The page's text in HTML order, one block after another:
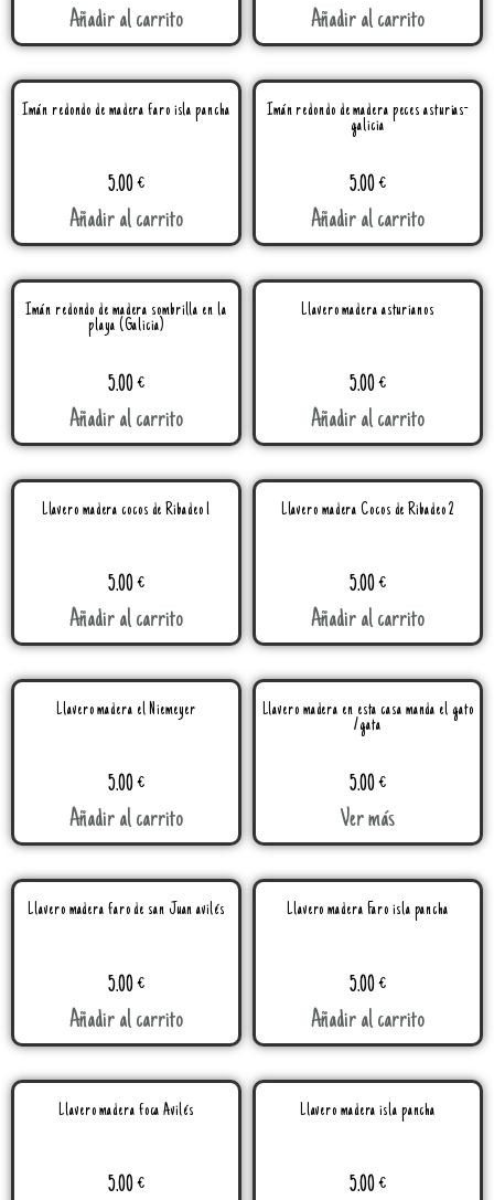
Añadir al carrito Añadir al carrito
Imán redondo de madera faro isla pancha
5.00€
Añadir al carrito
Imán redondo de madera peces asturias-
galicia
5.00€
Añadir al carrito
Imán redondo de madera sombrilla en la
playa (Galicia)
5.00€
Añadir al carrito
Llavero madera asturianos
5.00€
Añadir al carrito
Llavero madera cocos de Ribadeo 1
5.00€
Añadir al carrito
Llavero madera Cocos de Ribadeo 2
5.00€
Añadir al carrito
Llavero madera el Niemeyer
5.00€
Añadir al carrito
Llavero madera en esta casa manda el gato
/gata
5.00€
Ver más
Llavero madera faro de san Juan avilés
5.00€
Añadir al carrito
Llavero madera Faro isla pancha
5.00€
Añadir al carrito
Llavero madera foca Avilés
5.00€
Llavero madera isla pancha
5.00€